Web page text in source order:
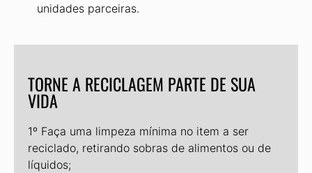
unidades parceiras.
TORNE A RECICLAGEM PARTE DE SUA
VIDA
1º Faça uma limpeza mínima no item a ser
reciclado, retirando sobras de ali­mentos ou de
líquidos;